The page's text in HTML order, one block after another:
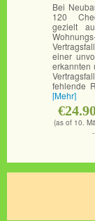
Bei
120
gezielt
einer
erkannten
fehlende
[Mehr]
(as of 10.
-